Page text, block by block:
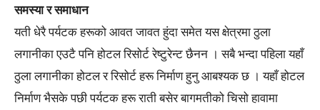
समस्या र समाधान
यती धेरै पर्यटक हरूको आवत जावत हुंदा समेत यस क्षेत्रमा ठुला
लगानीका एउटै पनि होटल रिसोर्ट रेष्टुरेन्ट छैनन । सबै भन्दा पहिला यहाँ
ठुला लगानीका होटल र रिसोर्ट हरू निर्माण हुनु आबश्यक छ । यहाँ होटल
निर्माण भैसके पछी पर्यटक हरू राती बसेर बागमतीको चिसो हावामा